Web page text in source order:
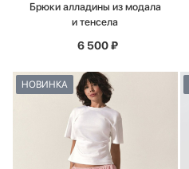
Брюки алладины из модала
и тенсела
6 500₽
НОВИНКА